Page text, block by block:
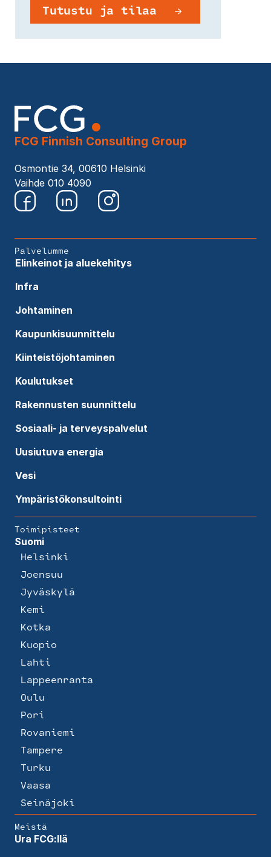
Tutustu ja tilaa
FCG Finnish Consulting Group
Osmontie 34, 00610 Helsinki
Vaihde 010 4090
Palvelumme
Elinkeinot ja aluekehitys
Infra
Johtaminen
Kaupunkisuunnittelu
Kiinteistöjohtaminen
Koulutukset
Rakennusten suunnittelu
Sosiaali- ja terveyspalvelut
Uusiutuva energia
Vesi
Ympäristökonsultointi
Toimipisteet
Suomi
Helsinki
Joensuu
Jyväskylä
Kemi
Kotka
Kuopio
Lahti
Lappeenranta
Oulu
Pori
Rovaniemi
Tampere
Turku
Vaasa
Seinäjoki
Meistä
Ura FCG:llä